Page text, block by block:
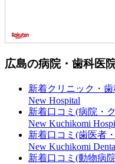
広島の病院・歯科医
新着クリニック・
New Hospital
新着口コミ(病院・
New Kuchikomi
新着口コミ(歯医者
New Kuchikomi
新着口コミ(動物病